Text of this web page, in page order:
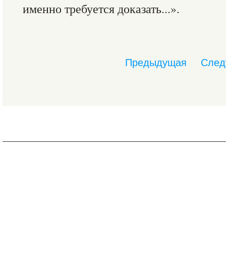
именно требуется доказать...».
Предыдущая